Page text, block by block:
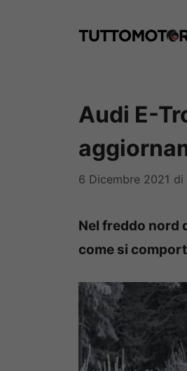
Audi E-
6 Dicembre 2021 di
Nel freddo nord
come si